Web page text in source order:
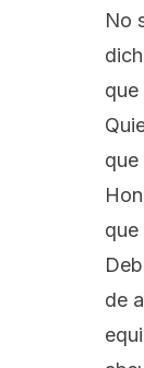
No
que
que
que
de